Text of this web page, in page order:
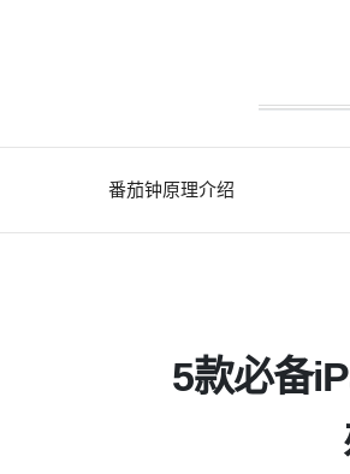
番茄钟原理介绍
5款必备